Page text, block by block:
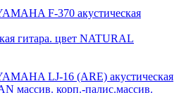
гитара. цвет NATURAL